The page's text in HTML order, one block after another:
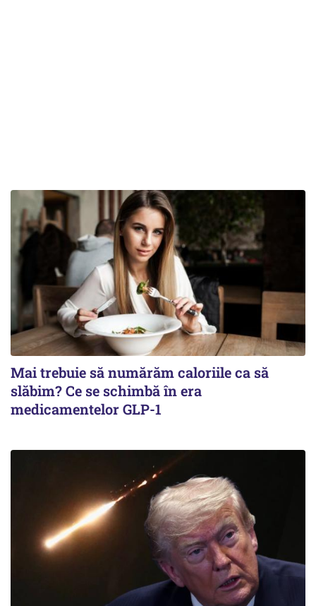
Mai trebuie să numărăm caloriile ca să
slăbim? Ce se schimbă în era
medicamentelor GLP-1